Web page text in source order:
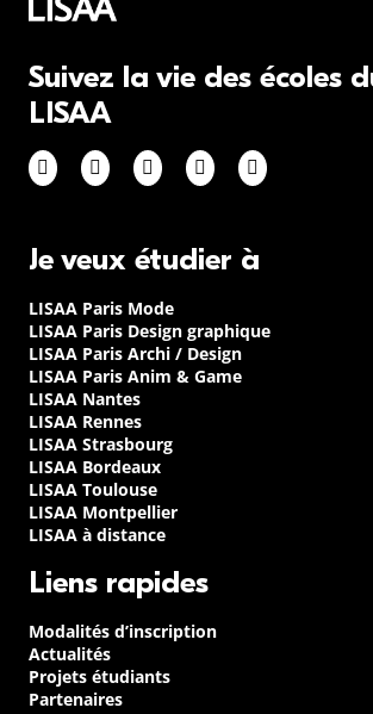
Suivez la vie des écoles
LISAA
Je veux étudier à
LISAA Paris Mode
LISAA Paris Design graphique
LISAA Paris Archi / Design
LISAA Paris Anim & Game
LISAA Nantes
LISAA Rennes
LISAA Strasbourg
LISAA Bordeaux
LISAA Toulouse
LISAA Montpellier
LISAA à distance
Liens rapides
Modalités d’inscription
Actualités
Projets étudiants
Partenaires